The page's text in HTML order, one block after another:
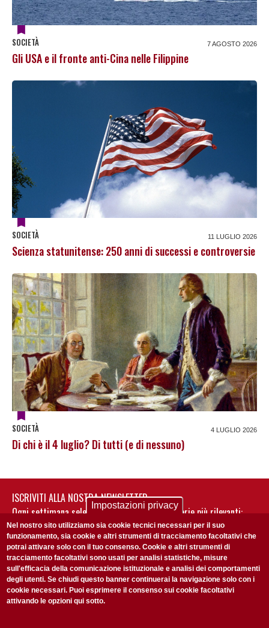
SOCIETÀ 7 AGOSTO 2026
Gli USA e il fronte anti-Cina nelle Filippine
SOCIETÀ 11 LUGLIO 2026
Scienza statunitense: 250 anni di successi e controversie
SOCIETÀ 4 LUGLIO 2026
Di chi è il 4 luglio? Di tutti (e di nessuno)
ISCRIVITI ALLA NOSTRA NEWSLETTER
Ogni settimana selezioniamo per te nostre storie più rilevanti:
non perderti gli aggiornamenti della nostra newsletter
Accetto laPrivacy Policy
Impostazioni privacy
Nel nostro sito utilizziamo sia cookie tecnici necessari per il suo
funzionamento, sia cookie e altri strumenti di tracciamento facoltativi che
potrai attivare solo con il tuo consenso. Cookie e altri strumenti di
tracciamento facoltativi sono usati per analisi statistiche, misure
sull'efficacia della comunicazione istituzionale e analisi dei comportamenti
degli utenti. Se chiudi questo banner continuerai la navigazione solo con i
cookie necessari. Puoi esprimere il consenso sui cookie facoltativi
attivando le opzioni qui sotto.